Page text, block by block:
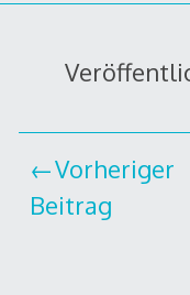
Vorheriger
Beitrag